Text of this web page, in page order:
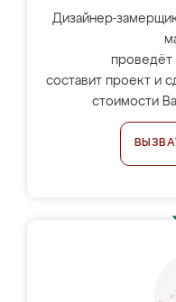
Дизайнер-
проведёт
составит проект и
стоимости